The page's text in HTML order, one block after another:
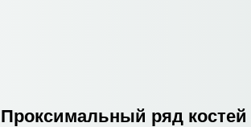
Проксимальный ряд